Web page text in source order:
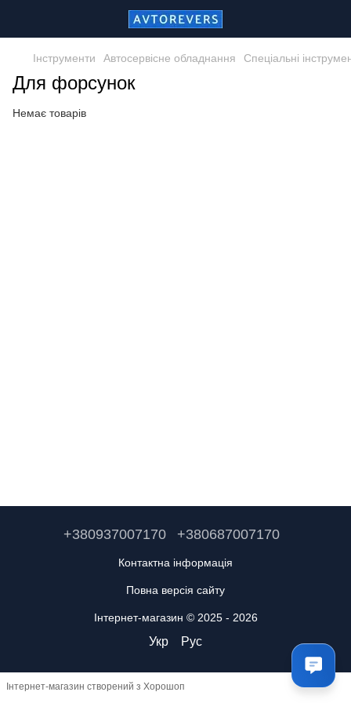
Інструменти Автосервісне обладнання Спеціальні
Для форсунок
Немає товарів
+380937007170 +380687007170
Контактна інформація
Повна версія сайту
Інтернет-магазин © 2025 - 2026
Укр Рус
Інтернет-магазин створений з Хорошоп